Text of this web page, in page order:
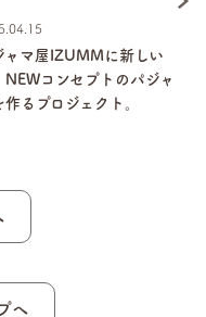
ャマ屋IZUMMに新しい
NEWコンセプトのパジャ
作るプロジェクト。
へ